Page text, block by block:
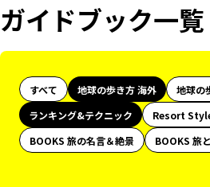
ガイドブック一覧
すべて 地球の歩き方 海外 地球の
ランキング&テクニック
Resort
BOOKS 旅の名言＆絶景
BOOKS 旅